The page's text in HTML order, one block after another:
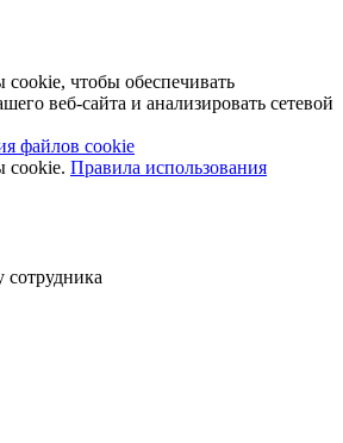
чтобы обеспечивать
веб-сайта и анализировать сетевой
файлов cookie
cookie. Правила использования